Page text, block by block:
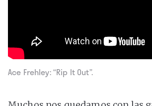
Ace Frehley: “Rip It Out”.